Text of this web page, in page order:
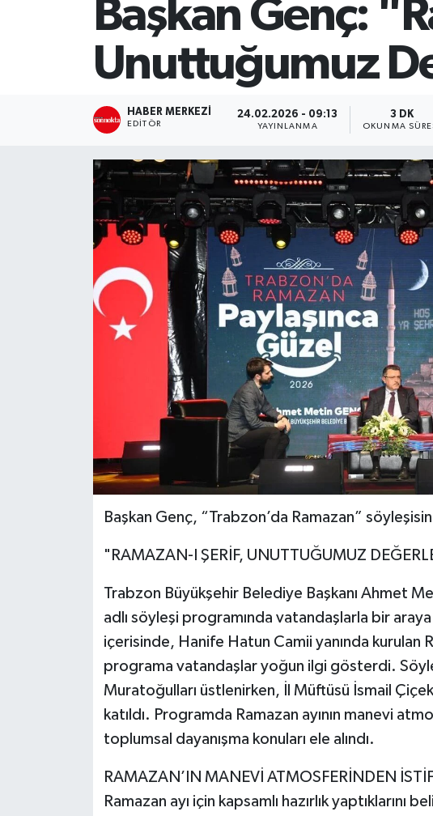
Başkan Genç:
Unuttuğumuz
HABER MERKEZI
EDITÖR
24.02.2026 - 09:13
YAYINLANMA
3 DK
OKUNMA
Başkan Genç, “Trabzon’da Ramazan”
"RAMAZAN-I ŞERİF, UNUTTUĞUMUZ
Trabzon Büyükşehir Belediye Başkanı Ahmet
adlı söyleşi programında vatandaşlarla bir araya
içerisinde, Hanife Hatun Camii yanında kurulan
programa vatandaşlar yoğun ilgi gösterdi.
Muratoğulları üstlenirken, İl Müftüsü İsmail
katıldı. Programda Ramazan ayının manevi
toplumsal dayanışma konuları ele alındı.
RAMAZAN’IN MANEVİ ATMOSFERİNDEN
Ramazan ayı için kapsamlı hazırlık
SİYASET
Teknoloji
TRABZON